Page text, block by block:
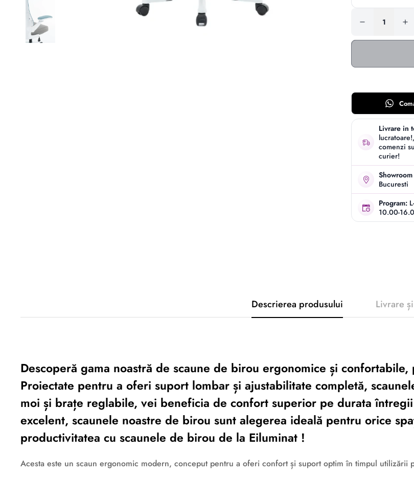
Livrare in
comenzi
curier!
Bucuresti
Program:
10.00-
Descrierea produsului Livrare
Descoperă gama noastră de scaune de birou ergonomice și
Proiectate pentru a oferi suport lombar și ajustabilitate completă,
moi și brațe reglabile, vei beneficia de confort superior pe durata
excelent, scaunele noastre de birou sunt alegerea ideală pentru orice
productivitatea cu scaunele de birou de la Eiluminat !
Acesta este un scaun ergonomic modern, conceput pentru a oferi confort și suport optim în timpul